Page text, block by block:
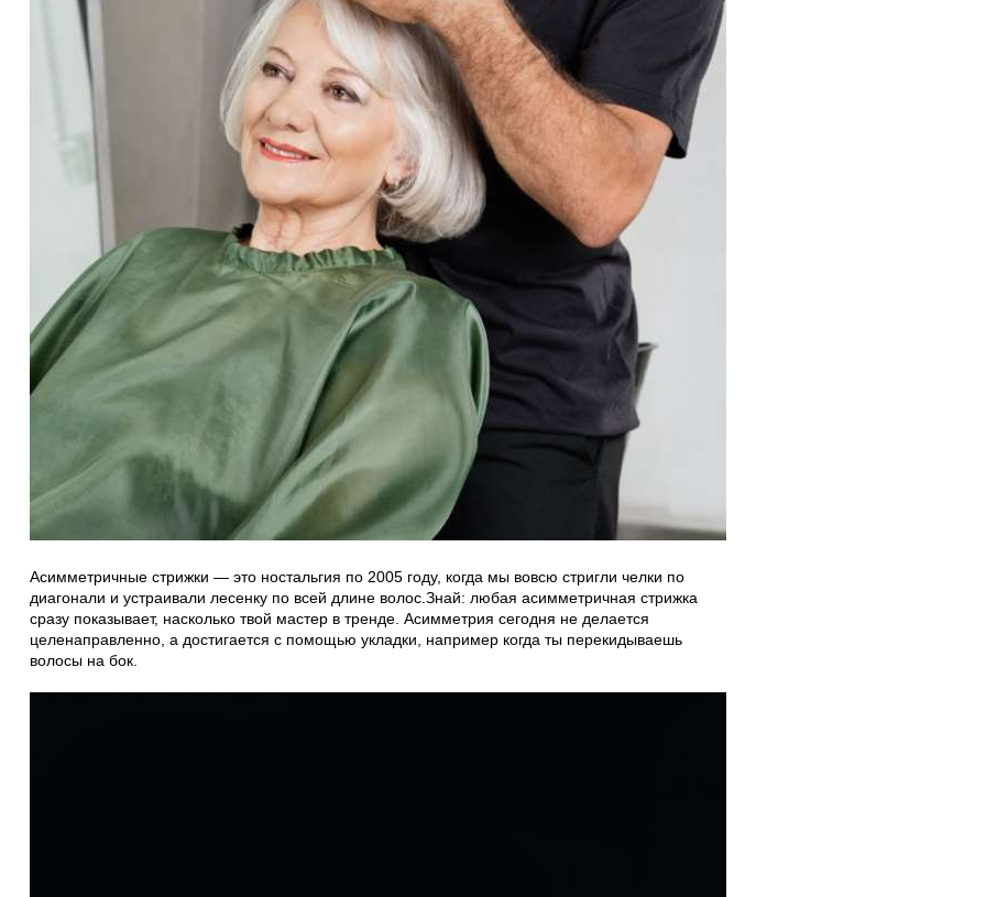
Асимметричные стрижки — это ностальгия по 2005 году, когда мы вовсю стригли челки по
диагонали и устраивали лесенку по всей длине волос.Знай: любая асимметричная стрижка
сразу показывает, насколько твой мастер в тренде. Асимметрия сегодня не делается
целенаправленно, а достигается с помощью укладки, например когда ты перекидываешь
волосы на бок.